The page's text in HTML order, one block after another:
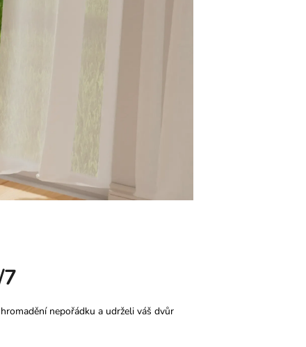
nepořádku a udrželi váš dvůr